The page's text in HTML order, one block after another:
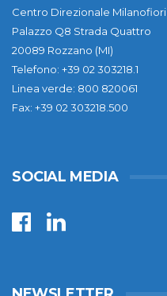
Centro Direzionale Milanofiori
Palazzo Q8 Strada Quattro
20089 Rozzano (MI)
Telefono: +39 02 303218.1
Linea verde: 800 820061
Fax: +39 02 303218.500
SOCIAL MEDIA